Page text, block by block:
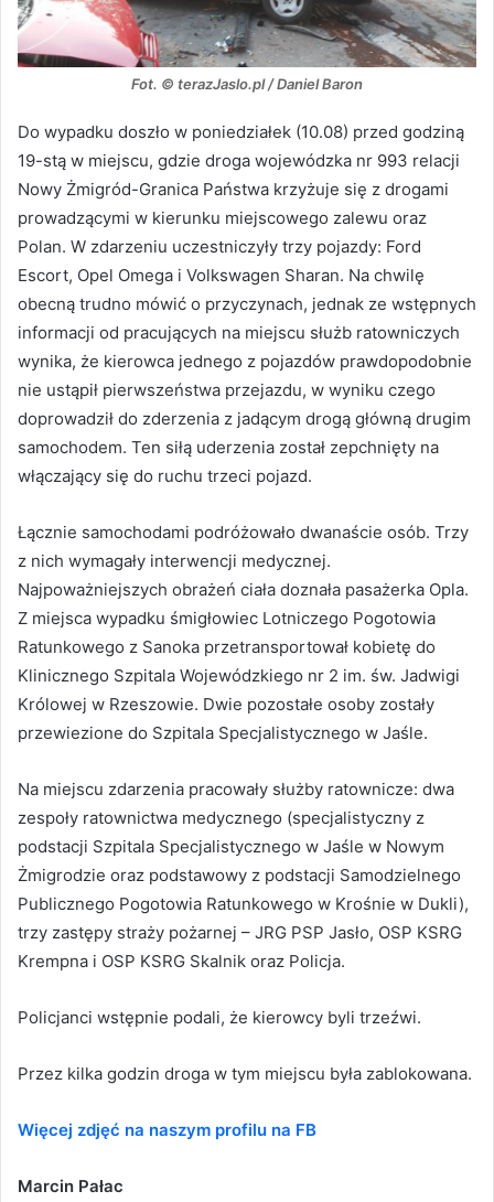
Fot. © terazJaslo.pl / Daniel Baron
Do wypadku doszło w poniedziałek (10.08) przed godziną
19-stą w miejscu, gdzie droga wojewódzka nr 993 relacji
Nowy Żmigród-Granica Państwa krzyżuje się z drogami
prowadzącymi w kierunku miejscowego zalewu oraz
Polan. W zdarzeniu uczestniczyły trzy pojazdy: Ford
Escort, Opel Omega i Volkswagen Sharan. Na chwilę
obecną trudno mówić o przyczynach, jednak ze wstępnych
informacji od pracujących na miejscu służb ratowniczych
wynika, że kierowca jednego z pojazdów prawdopodobnie
nie ustąpił pierwszeństwa przejazdu, w wyniku czego
doprowadził do zderzenia z jadącym drogą główną drugim
samochodem. Ten siłą uderzenia został zepchnięty na
włączający się do ruchu trzeci pojazd.
Łącznie samochodami podróżowało dwanaście osób. Trzy
z nich wymagały interwencji medycznej.
Najpoważniejszych obrażeń ciała doznała pasażerka Opla.
Z miejsca wypadku śmigłowiec Lotniczego Pogotowia
Ratunkowego z Sanoka przetransportował kobietę do
Klinicznego Szpitala Wojewódzkiego nr 2 im. św. Jadwigi
Królowej w Rzeszowie. Dwie pozostałe osoby zostały
przewiezione do Szpitala Specjalistycznego w Jaśle.
Na miejscu zdarzenia pracowały służby ratownicze: dwa
zespoły ratownictwa medycznego (specjalistyczny z
podstacji Szpitala Specjalistycznego w Jaśle w Nowym
Żmigrodzie oraz podstawowy z podstacji Samodzielnego
Publicznego Pogotowia Ratunkowego w Krośnie w Dukli),
trzy zastępy straży pożarnej – JRG PSP Jasło, OSP KSRG
Krempna i OSP KSRG Skalnik oraz Policja.
Policjanci wstępnie podali, że kierowcy byli trzeźwi.
Przez kilka godzin droga w tym miejscu była zablokowana.
Więcej zdjęć na naszym profilu na FB
Marcin Pałac